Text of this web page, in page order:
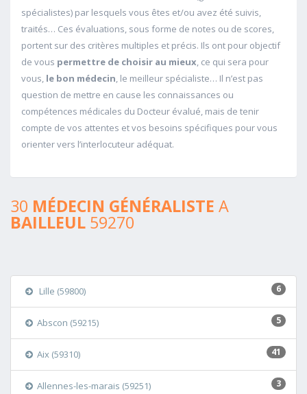
spécialistes) par lesquels vous êtes et/ou avez été suivis,
traités… Ces évaluations, sous forme de notes ou de scores,
portent sur des critères multiples et précis. Ils ont pour objectif
de vous permettre de choisir au mieux, ce qui sera pour
vous, le bon médecin, le meilleur spécialiste… Il n’est pas
question de mettre en cause les connaissances ou
compétences médicales du Docteur évalué, mais de tenir
compte de vos attentes et vos besoins spécifiques pour vous
orienter vers l’interlocuteur adéquat.
30 MÉDECIN GÉNÉRALISTE A
BAILLEUL 59270
6
Lille (59800)
5
Abscon (59215)
41
Aix (59310)
3
Allennes-les-marais (59251)